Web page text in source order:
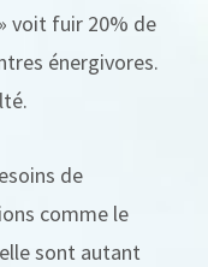
voit fuir 20% de
énergivores.
de
comme le
sont autant